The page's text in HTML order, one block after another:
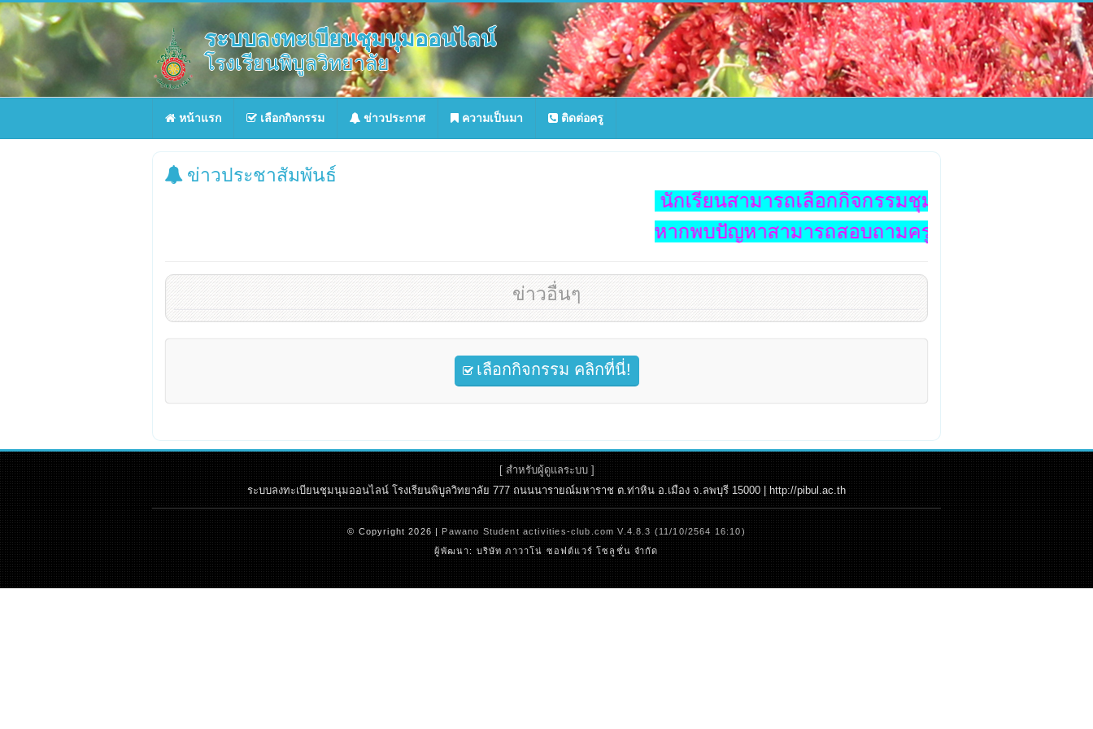
ระบบลงทะเบียนชุมนุมออนไลน์
โรงเรียนพิบูลวิทยาลัย
หน้าแรก เลือกกิจกรรม ข่าวประกาศ ความเป็นมา ติดต่อครู
ข่าวประชาสัมพันธ์
นักเรียนสามารถเลือกกิจกรรมชุมนุม ประจำปีการศึก
หากพบปัญหาสามารถสอบถามครูพัชมณ 061-573-
ข่าวอื่นๆ
เลือกกิจกรรม คลิกที่นี่!
[ สำหรับผู้ดูแลระบบ ]
ระบบลงทะเบียนชุมนุมออนไลน์ โรงเรียนพิบูลวิทยาลัย 777 ถนนนารายณ์มหาราช ต.ท่าหิน อ.เมือง จ.ลพบุรี 15000 | http://pibul.ac.th
© Copyright 2026 | Pawano Student activities-club.com V.4.8.3 (11/10/2564 16:10)
ผู้พัฒนา: บริษัท ภาวาโน่ ซอฟต์แวร์ โซลูชั่น จำกัด